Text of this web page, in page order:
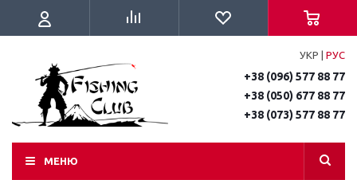
УКР РУС
+38 (096) 577 88 77
+38 (050) 677 88 77
+38 (073) 577 88 77
МЕНЮ